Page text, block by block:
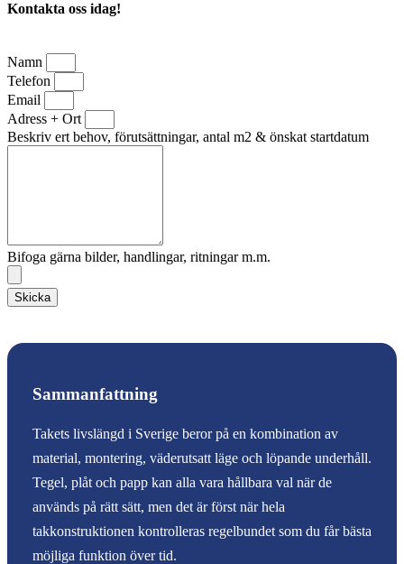
Kontakta oss idag!
Namn
Telefon
Email
Adress + Ort
Beskriv ert behov, förutsättningar, antal m2 & önskat startdatum
Bifoga gärna bilder, handlingar, ritningar m.m.
Skicka
Sammanfattning
Takets livslängd i Sverige beror på en kombination av
material, montering, väderutsatt läge och löpande underhåll.
Tegel, plåt och papp kan alla vara hållbara val när de
används på rätt sätt, men det är först när hela
takkonstruktionen kontrolleras regelbundet som du får bästa
möjliga funktion över tid.